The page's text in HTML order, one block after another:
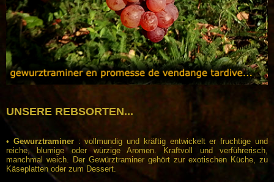
UNSERE REBSORTEN...
• Gewurztraminer: vollmundig und kräftig entwickelt er fruchtige und
reiche, blumige oder würzige Aromen. Kraftvoll und verführerisch,
manchmal weich. Der Gewürztraminer gehört zur exotischen Küche, zu
Käseplatten oder zum Dessert.